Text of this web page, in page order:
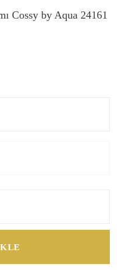
Cossy by Aqua 24161